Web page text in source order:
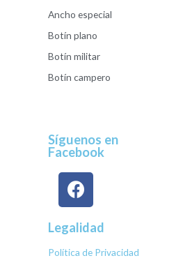
Ancho especial
Botín plano
Botín militar
Botín campero
Síguenos en
Facebook
Legalidad
Política de Privacidad